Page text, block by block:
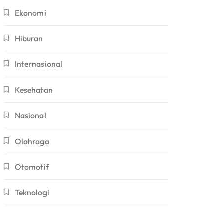
Ekonomi
Hiburan
Internasional
Kesehatan
Nasional
Olahraga
Otomotif
Teknologi